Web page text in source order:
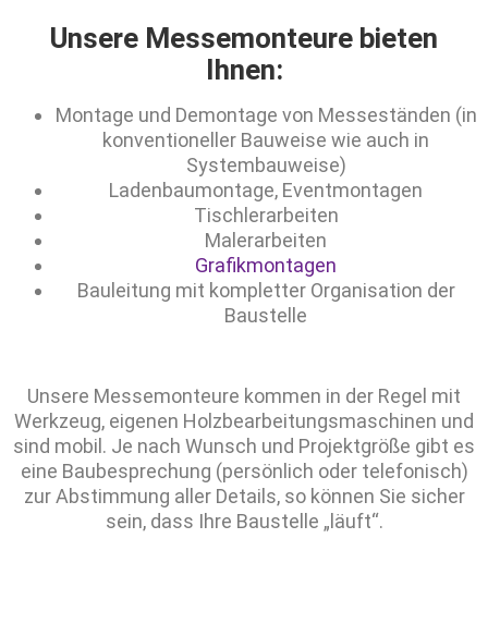
Unsere Messemonteure bieten
Ihnen:
Montage und Demontage von Messeständen (in
konventioneller Bauweise wie auch in
Systembauweise)
Ladenbaumontage, Eventmontagen
Tischlerarbeiten
Malerarbeiten
Grafikmontagen
Bauleitung mit kompletter Organisation der
Baustelle
Unsere Messemonteure kommen in der Regel mit
Werkzeug, eigenen Holzbearbeitungsmaschinen und
sind mobil. Je nach Wunsch und Projektgröße gibt es
eine Baubesprechung (persönlich oder telefonisch)
zur Abstimmung aller Details, so können Sie sicher
sein, dass Ihre Baustelle „läuft“.